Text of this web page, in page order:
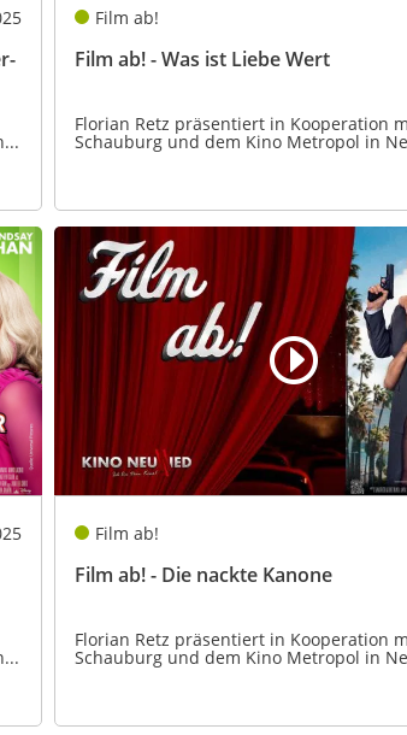
Film ab!
Film ab! - Was ist Liebe Wert
Florian Retz präsentiert in Kooperation
Schauburg und dem Kino Metropol in
Film ab!
Film ab! - Die nackte Kanone
Florian Retz präsentiert in Kooperation
Schauburg und dem Kino Metropol in